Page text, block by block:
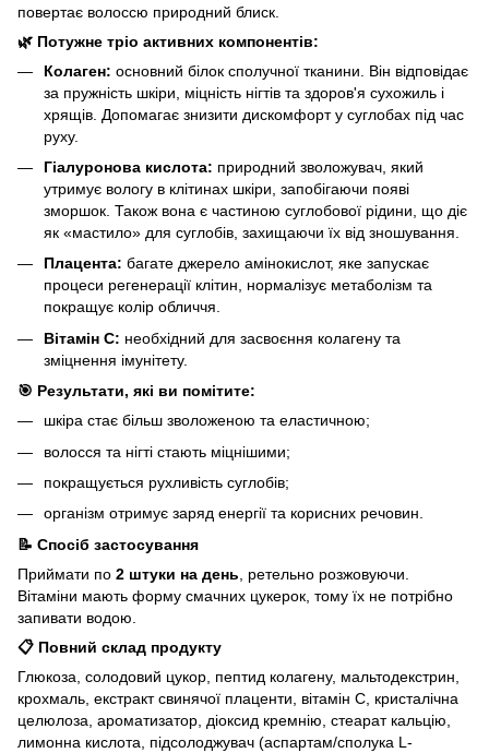
повертає волоссю природний блиск.
🌿 Потужне тріо активних компонентів:
Колаген: основний білок сполучної тканини. Він відповідає
за пружність шкіри, міцність нігтів та здоров'я сухожиль і
хрящів. Допомагає знизити дискомфорт у суглобах під час
руху.
Гіалуронова кислота: природний зволожувач, який
утримує вологу в клітинах шкіри, запобігаючи появі
зморшок. Також вона є частиною суглобової рідини, що діє
як «мастило» для суглобів, захищаючи їх від зношування.
Плацента: багате джерело амінокислот, яке запускає
процеси регенерації клітин, нормалізує метаболізм та
покращує колір обличчя.
Вітамін С: необхідний для засвоєння колагену та
зміцнення імунітету.
🎯 Результати, які ви помітите:
шкіра стає більш зволоженою та еластичною;
волосся та нігті стають міцнішими;
покращується рухливість суглобів;
організм отримує заряд енергії та корисних речовин.
📝 Спосіб застосування
Приймати по 2 штуки на день , ретельно розжовуючи.
Вітаміни мають форму смачних цукерок, тому їх не потрібно
запивати водою.
📋 Повний склад продукту
Глюкоза, солодовий цукор, пептид колагену, мальтодекстрин,
крохмаль, екстракт свинячої плаценти, вітамін С, кристалічна
целюлоза, ароматизатор, діоксид кремнію, стеарат кальцію,
лимонна кислота, підсолоджувач (аспартам/сполука L-